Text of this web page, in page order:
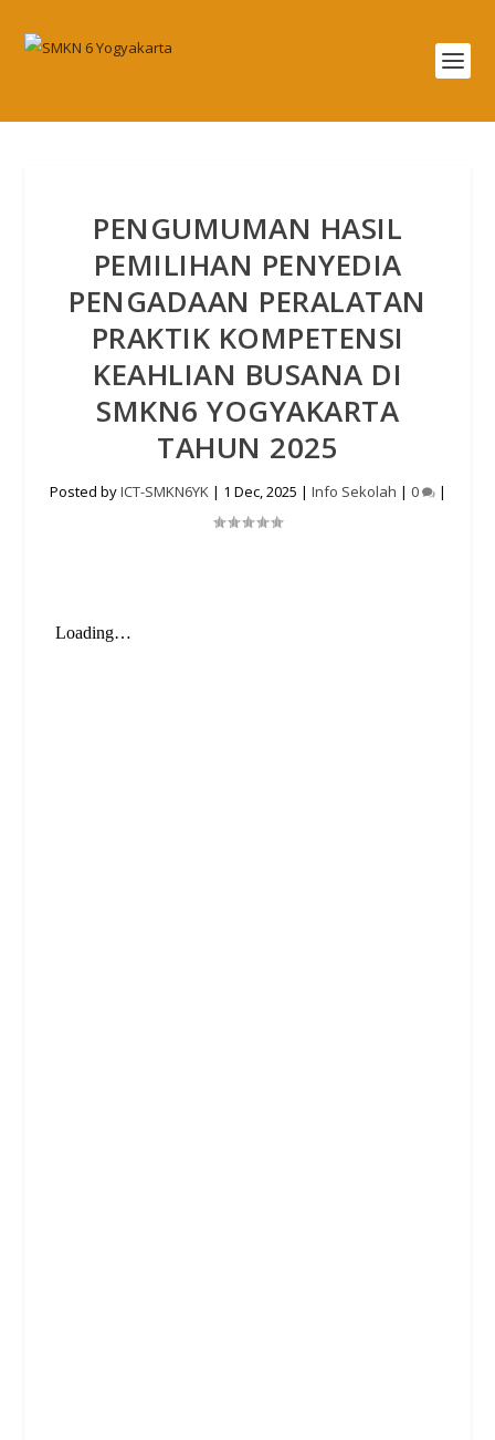
PENGUMUMAN HASIL
PEMILIHAN PENYEDIA
PENGADAAN PERALATAN
PRAKTIK KOMPETENSI
KEAHLIAN BUSANA DI
SMKN6 YOGYAKARTA
TAHUN 2025
Posted byICT-SMKN6YK| 1 Dec, 2025 | Info Sekolah | 0 |